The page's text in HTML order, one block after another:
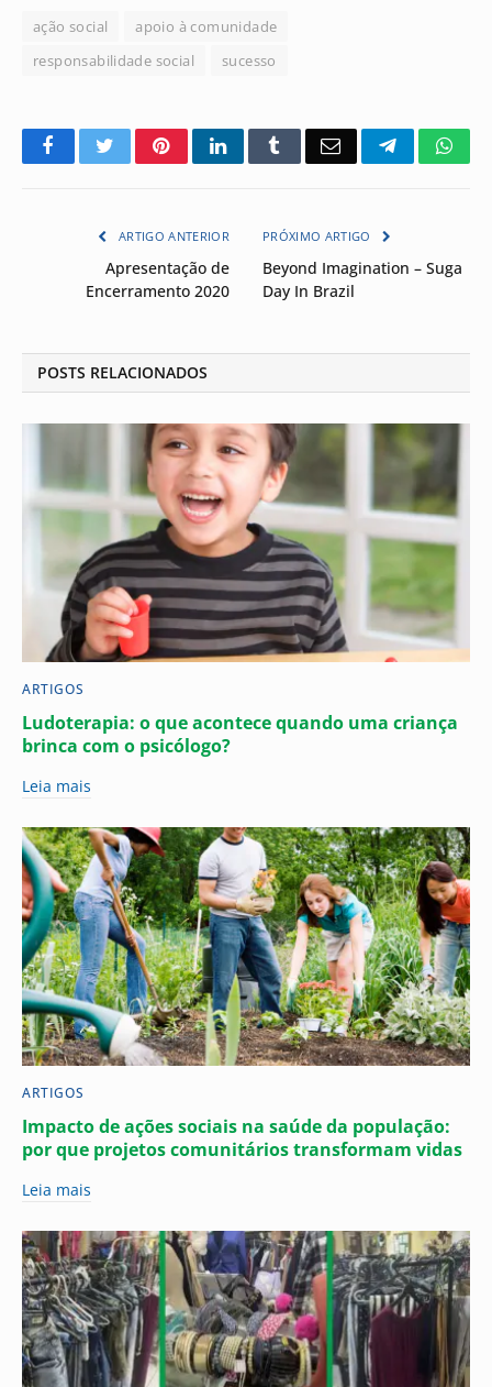
ação social
apoio à comunidade
responsabilidade social
sucesso
FacebookTwitterPinterestLinkedInTumblrEmail Telegram
ARTIGO ANTERIOR
Apresentação de
Encerramento 2020
PRÓXIMO ARTIGO
Beyond Imagination – Suga
Day In Brazil
POSTS RELACIONADOS
ARTIGOS
Ludoterapia: o que acontece quando uma criança
brinca com o psicólogo?
Leia mais
ARTIGOS
Impacto de ações sociais na saúde da população:
por que projetos comunitários transformam vidas
Leia mais